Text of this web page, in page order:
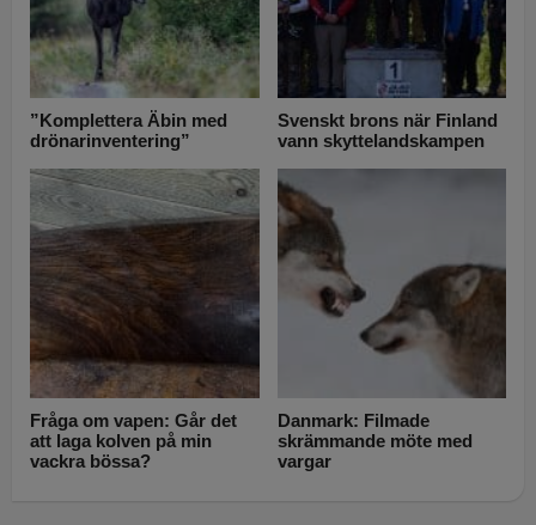
”Komplettera Äbin med
drönarinventering”
Svenskt brons när Finland
vann skyttelandskampen
Fråga om vapen: Går det
att laga kolven på min
vackra bössa?
Danmark: Filmade
skrämmande möte med
vargar